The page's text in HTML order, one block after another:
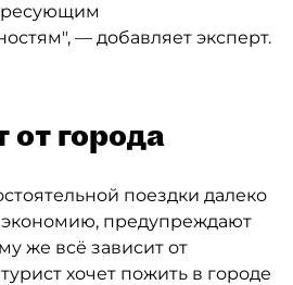
— добавляет эксперт.
от города
поездки далеко
экономию, предупреждают
же всё зависит от
хочет пожить в городе